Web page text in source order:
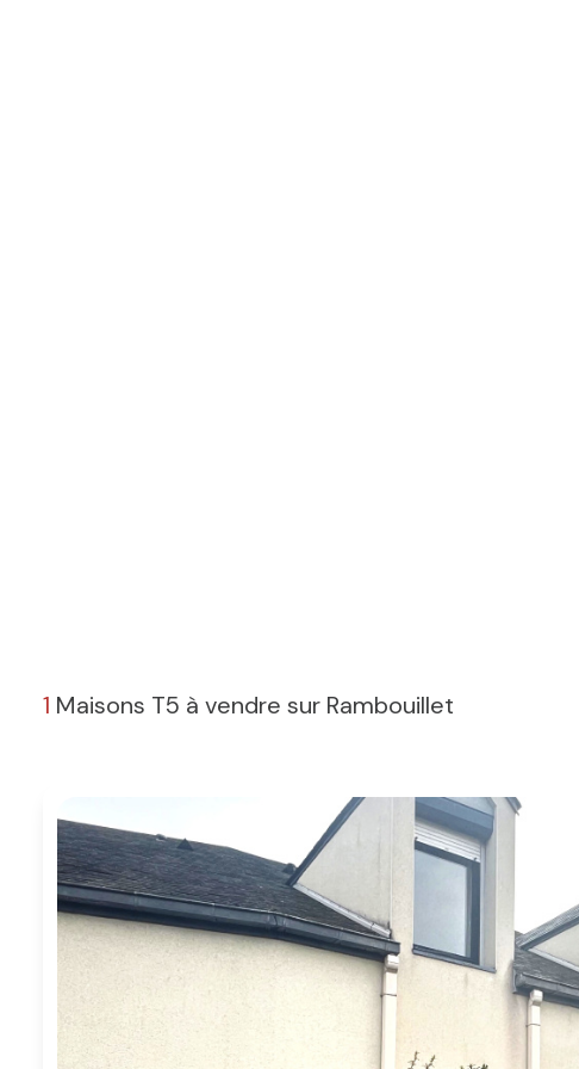
1 Maisons T5 à vendre sur Rambouillet